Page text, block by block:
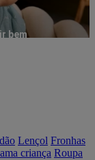
bem
Lençol Fronhas
criança Roupa